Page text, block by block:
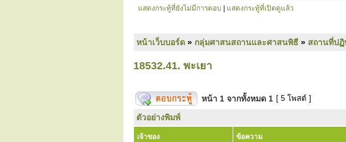
แสดงกระทู้ที่ยังไม่มีการตอบ แสดงกระทู้ที่เปิดดูแล้ว
หน้าเว็บบอร์ด » กลุ่มศาสนสถานและศาสนพิธี » สถานที่ป
18532.41. พะเยา
หน้า 1 จากทั้งหมด 1 [ 5 โพสต์ ]
ตัวอย่างพิมพ์
เจ้าของ ข้อความ